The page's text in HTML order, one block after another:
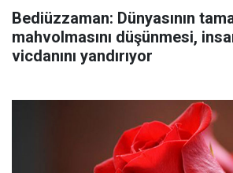
Bediüzzaman: Dünyasının
mahvolmasını düşünmesi,
vicdanını yandırıyor